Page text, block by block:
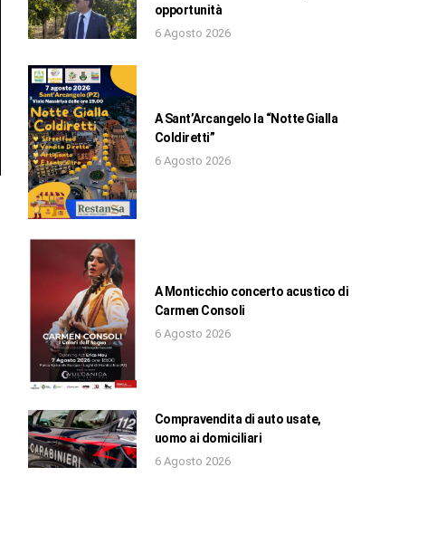
opportunità
6 Agosto 2026
A Sant’Arcangelo la “Notte Gialla
Coldiretti”
6 Agosto 2026
A Monticchio concerto acustico di
Carmen Consoli
6 Agosto 2026
Compravendita di auto usate,
uomo ai domiciliari
6 Agosto 2026